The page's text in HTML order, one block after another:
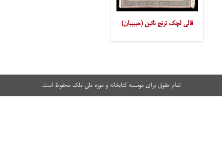
قالی لچک ترنج نائین (حبیبیان)
تمام حقوق برای موسسه کتابخانه و موزه ملی ملک محفوظ است.